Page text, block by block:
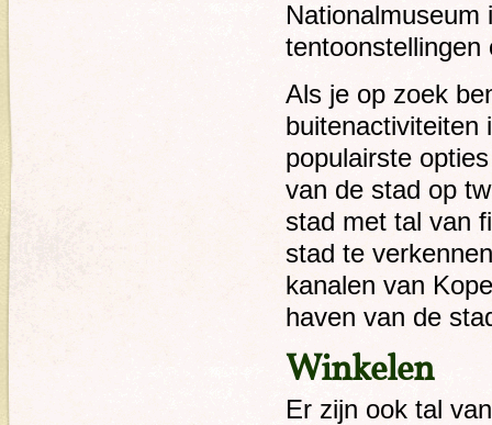
tentoonstellingen
Als je op zoek
buitenactiviteiten
populairste
van de stad op
stad met tal van
stad te
kanalen van
haven van de
Winkelen
Er zijn ook tal